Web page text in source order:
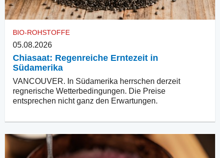
BIO-ROHSTOFFE
05.08.2026
Chiasaat: Regenreiche Erntezeit in
Südamerika
VANCOUVER. In Südamerika herrschen derzeit
regnerische Wetterbedingungen. Die Preise
entsprechen nicht ganz den Erwartungen.